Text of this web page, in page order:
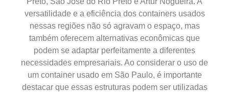
versatilidade e a eficiência dos containers usados
nessas regiões não só agravam o espaço, mas
também oferecem alternativas econômicas que
podem se adaptar perfeitamente a diferentes
necessidades empresariais. Ao considerar o uso de
um container usado em São Paulo, é importante
destacar que essas estruturas podem ser utilizadas